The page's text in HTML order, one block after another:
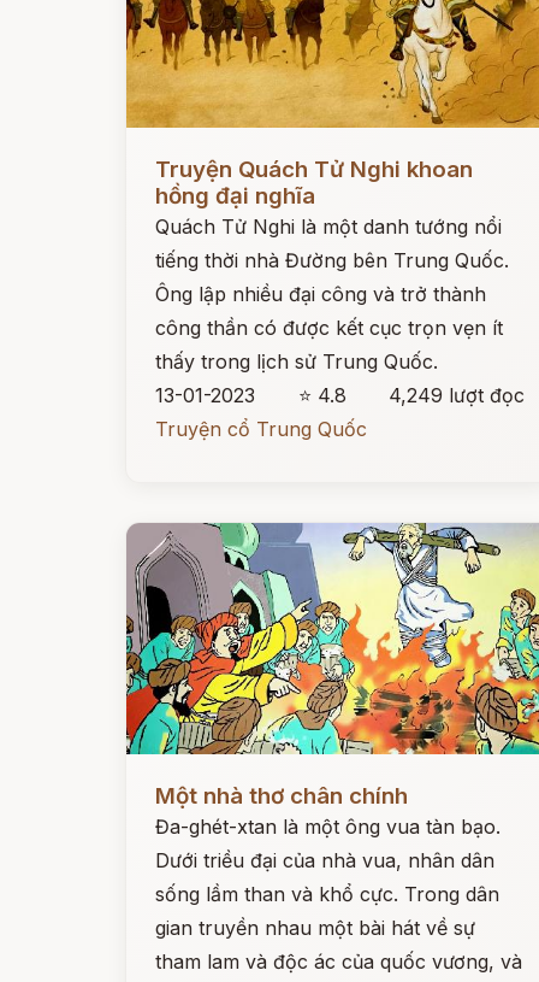
Truyện Quách Tử Nghi khoan
hồng đại nghĩa
Quách Tử Nghi là một danh tướng nổi
tiếng thời nhà Đường bên Trung Quốc.
Ông lập nhiều đại công và trở thành
công thần có được kết cục trọn vẹn ít
thấy trong lịch sử Trung Quốc.
13-01-2023
⭐ 4.8
4,249 lượt đọc
Truyện cổ Trung Quốc
Một nhà thơ chân chính
Đa-ghét-xtan là một ông vua tàn bạo.
Dưới triều đại của nhà vua, nhân dân
sống lầm than và khổ cực. Trong dân
gian truyền nhau một bài hát về sự
tham lam và độc ác của quốc vương, và